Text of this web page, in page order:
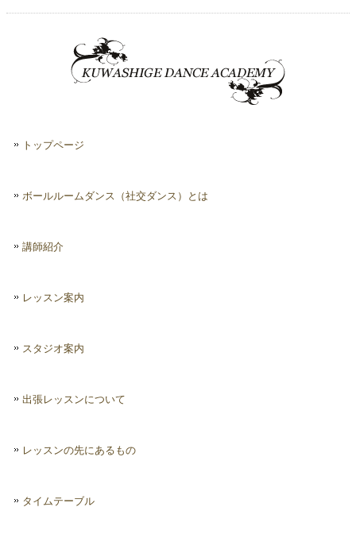
トップページ
ボールルームダンス（社交ダンス）とは
講師紹介
レッスン案内
スタジオ案内
出張レッスンについて
レッスンの先にあるもの
タイムテーブル